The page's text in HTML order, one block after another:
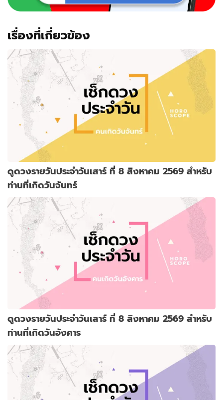
เรื่องที่เกี่ยวข้อง
ดูดวงรายวันประจำวันเสาร์ ที่ 8 สิงหาคม 2569 สำหรับ
ท่านที่เกิดวันจันทร์
ดูดวงรายวันประจำวันเสาร์ ที่ 8 สิงหาคม 2569 สำหรับ
ท่านที่เกิดวันอังคาร